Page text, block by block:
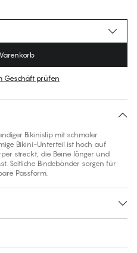
Größe
Geschäft prüfen
Bikinislip mit schmaler
Bikini-Unterteil ist hoch auf
streckt, die Beine länger und
Seitliche Bindebänder sorgen für
Passform.